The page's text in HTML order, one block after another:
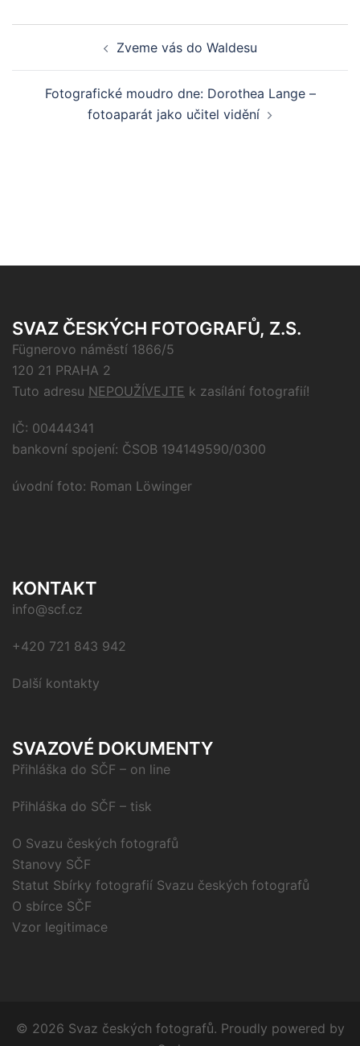
navigation Zveme vás do Waldesu
Fotografické moudro dne: Dorothea Lange –
fotoaparát jako učitel vidění
SVAZ ČESKÝCH FOTOGRAFŮ, Z.S.
Fügnerovo náměstí 1866/5
120 21 PRAHA 2
Tuto adresu NEPOUŽÍVEJTE k zasílání fotografií!
IČ: 00444341
bankovní spojení: ČSOB 194149590/0300
úvodní foto: Roman Löwinger
KONTAKT
info@scf.cz
+420 721 843 942
Další kontakty
SVAZOVÉ DOKUMENTY
Přihláška do SČF – on line
Přihláška do SČF – tisk
O Svazu českých fotografů
Stanovy SČF
Statut Sbírky fotografií Svazu českých fotografů
O sbírce SČF
Vzor legitimace
© 2026 Svaz českých fotografů. Proudly powered by